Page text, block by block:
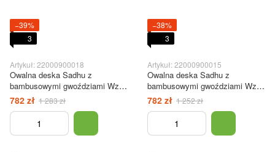
−39%
3
Artykuł: 22000900018
Owalna deska Sadhu z
bambusowymi gwoździami Wzór
nr 9 Odległość między
gwoździami 15 mm 330x150 mm
niebieska
782 zł 1 283 zł
−38%
3
Artykuł: 22000900015
Owalna deska Sadhu z
bambusowymi gwoździami Wzór
#9 Odległość między
gwoździami 15 mm 330x150 mm
782 zł 1 252 zł